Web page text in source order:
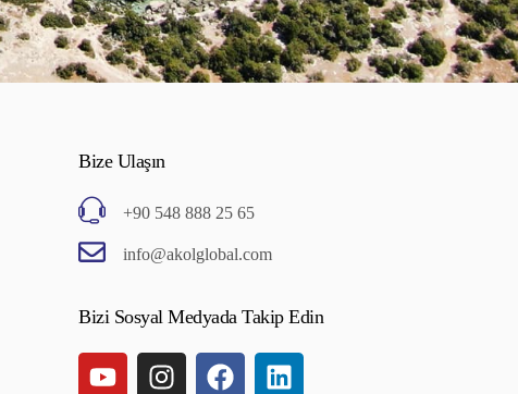
Bize Ulaşın
+90 548 888 25 65
info@akolglobal.com
Bizi Sosyal Medyada Takip Edin